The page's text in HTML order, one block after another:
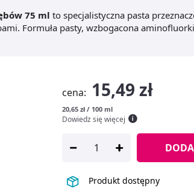
75 ml to specjalistyczna pasta
Formuła pasty, wzbogacona
oraz zapobiega powstawaniu
stosowania. Posiada delikatny smak
wrażliwych dziąseł. Wybierz pasta do
cena: 15,49 zł
20,65 zł / 100 ml
Dowiedz się więcej
Produkt dostępny